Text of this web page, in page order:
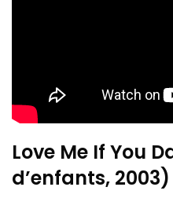
Love Me If You
d’enfants, 2003)